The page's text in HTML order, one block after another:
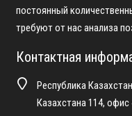
постоянный
требуют от нас анализа
Контактная
Республика
Казахстана 114, офис